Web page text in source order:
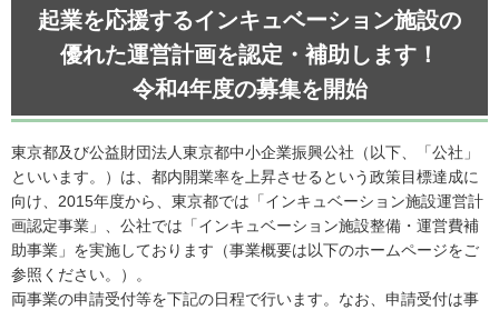
起業を応援するインキュベーション施設の
優れた運営計画を認定・補助します！
令和4年度の募集を開始
東京都及び公益財団法人東京都中小企業振興公社（以下、「公社」
といいます。）は、都内開業率を上昇させるという政策目標達成に
向け、2015年度から、東京都では「インキュベーション施設運営計
画認定事業」、公社では「インキュベーション施設整備・運営費補
助事業」を実施しております（事業概要は以下のホームページをご
参照ください。）。
両事業の申請受付等を下記の日程で行います。なお、申請受付は事